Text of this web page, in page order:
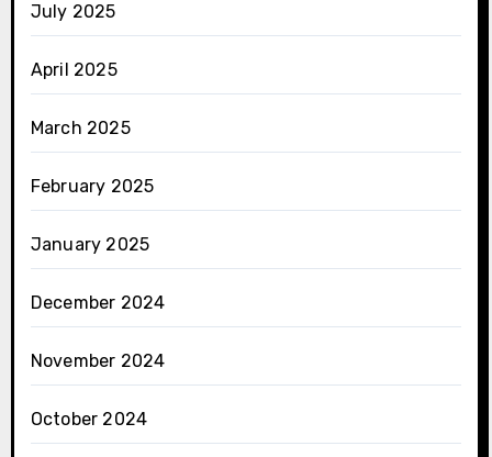
July 2025
April 2025
March 2025
February 2025
January 2025
December 2024
November 2024
October 2024